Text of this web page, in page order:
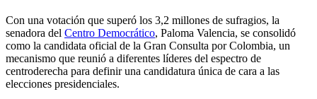
Con una votación que superó los 3,2 millones de sufragios, la
senadora del Centro Democrático, Paloma Valencia, se consolidó
como la candidata oficial de la Gran Consulta por Colombia, un
mecanismo que reunió a diferentes líderes del espectro de
centroderecha para definir una candidatura única de cara a las
elecciones presidenciales.